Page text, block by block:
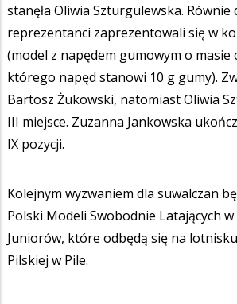
stanęła Oliwia Szturgulewska. Równie
reprezentanci zaprezentowali się w
(model z napędem gumowym o masie
którego napęd stanowi 10 g gumy).
Bartosz Żukowski, natomiast Oliwia
III miejsce. Zuzanna Jankowska
IX pozycji.
Kolejnym wyzwaniem dla suwalczan
Polski Modeli Swobodnie Latających w
Juniorów, które odbędą się na
Pilskiej w Pile.